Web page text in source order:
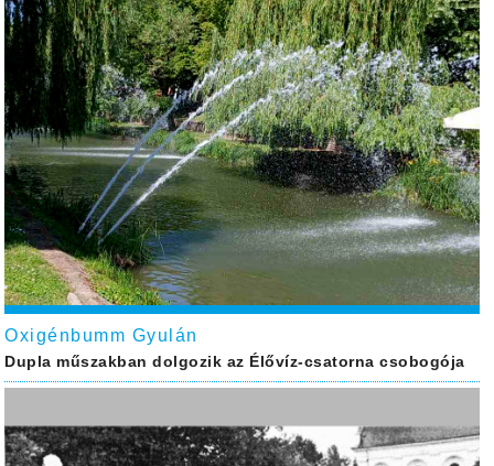
Oxigénbumm Gyulán
Dupla műszakban dolgozik az Élővíz-csatorna csobogója